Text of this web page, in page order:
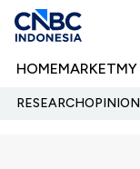
HOMEMARKET
RESEARCHOPINION